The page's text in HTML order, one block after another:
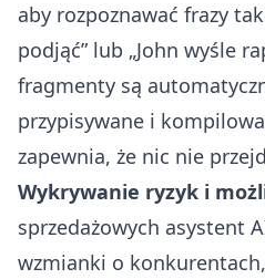
aby rozpoznawać frazy
podjąć” lub „John wyśle
fragmenty są
przypisywane i
zapewnia, że nic nie
Wykrywanie ryzyk i
sprzedażowych asystent
wzmianki o